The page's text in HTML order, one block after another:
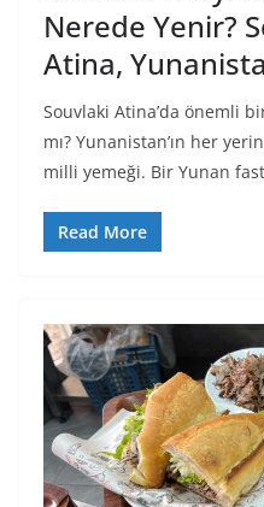
Nerede Yenir?
Atina,
Souvlaki Atina’da önemli
mı? Yunanistan’ın her
milli yemeği. Bir Yunan
Read More